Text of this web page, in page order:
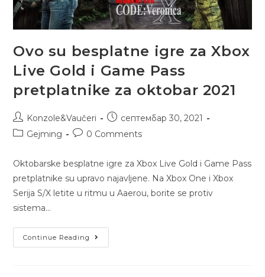
Ovo su besplatne igre za Xbox
Live Gold i Game Pass
pretplatnike za oktobar 2021
Konzole&Vaučeri
септембар 30, 2021
Gejming
0 Comments
Oktobarske besplatne igre za Xbox Live Gold i Game Pass
pretplatnike su upravo najavljene. Na Xbox One i Xbox
Serija S/X letite u ritmu u Aaerou, borite se protiv
sistema…
Continue Reading